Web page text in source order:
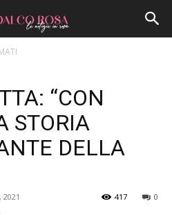
“CON
STORIA
DELLA
0
417